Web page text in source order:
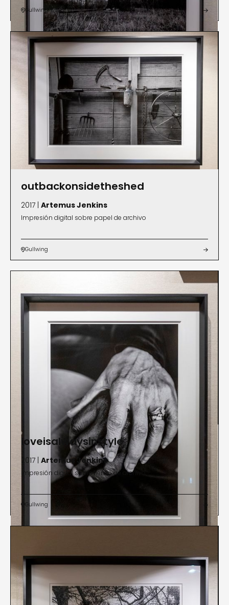
Gullwing 
outbackonsidetheshed
2017 | Artemus Jenkins
Impresión digital sobre papel de archivo
Gullwing 
loveisalwaysinstyle
2017 | Artemus Jenkins
Impresión digital sobre lienzo de archivo
Gullwing 